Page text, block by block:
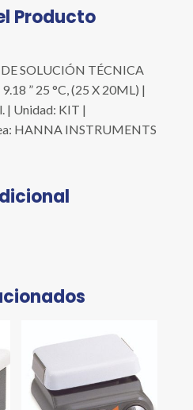
Producto
SOLUCIÓN TÉCNICA
” 25 °C, (25 X 20ML) |
| Unidad: KIT |
HANNA INSTRUMENTS